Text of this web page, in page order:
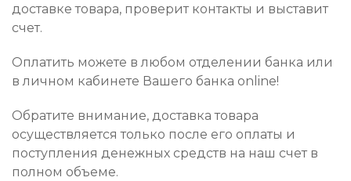
доставке товара, проверит контакты и выставит
счет.
Оплатить можете в любом отделении банка или
в личном кабинете Вашего банка online!
Обратите внимание, доставка товара
осуществляется только после его оплаты и
поступления денежных средств на наш счет в
полном объеме.